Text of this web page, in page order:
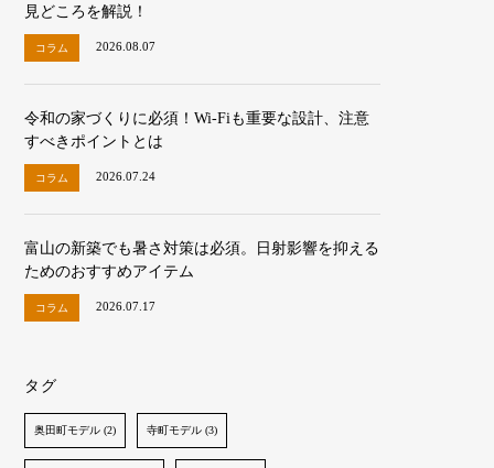
見どころを解説！
コラム 2026.08.07
令和の家づくりに必須！Wi-Fiも重要な設計、注意
すべきポイントとは
コラム 2026.07.24
富山の新築でも暑さ対策は必須。日射影響を抑える
ためのおすすめアイテム
コラム 2026.07.17
タグ
奥田町モデル (2) 寺町モデル (3)